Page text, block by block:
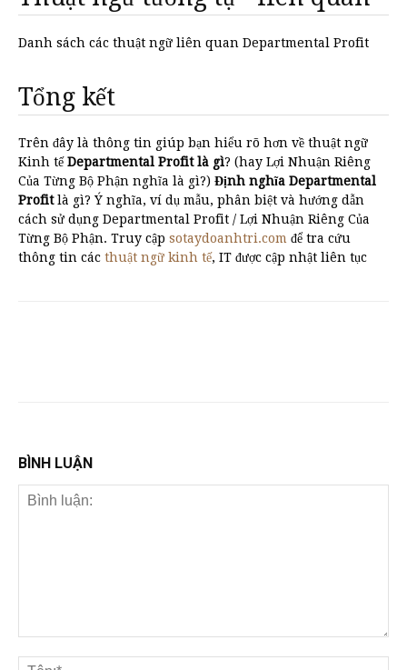
Danh sách các thuật ngữ liên quan Departmental Profit
Tổng kết
Trên đây là thông tin giúp bạn hiểu rõ hơn về thuật ngữ
Kinh tếDepartmental Profit là gì? (hay Lợi Nhuận Riêng
Của Từng Bộ Phận nghĩa là gì?) Định nghĩa Departmental
Profitlà gì? Ý nghĩa, ví dụ mẫu, phân biệt và hướng dẫn
cách sử dụng Departmental Profit / Lợi Nhuận Riêng Của
Từng Bộ Phận. Truy cập sotaydoanhtri.com để tra cứu
thông tin các thuật ngữ kinh tế, IT được cập nhật liên tục
BÌNH LUẬN